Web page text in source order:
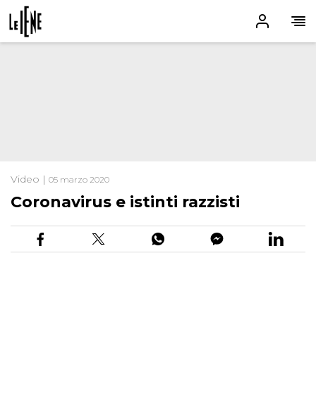
Video | 05 marzo 2020
Coronavirus e istinti razzisti